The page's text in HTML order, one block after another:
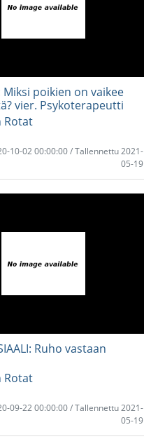
Miksi poikien on vaikee
vier. Psykoterapeutti
Rotat
10-02 00:00:00 / Tallennettu 2021-
05-19
Ruho vastaan
Rotat
09-22 00:00:00 / Tallennettu 2021-
05-19